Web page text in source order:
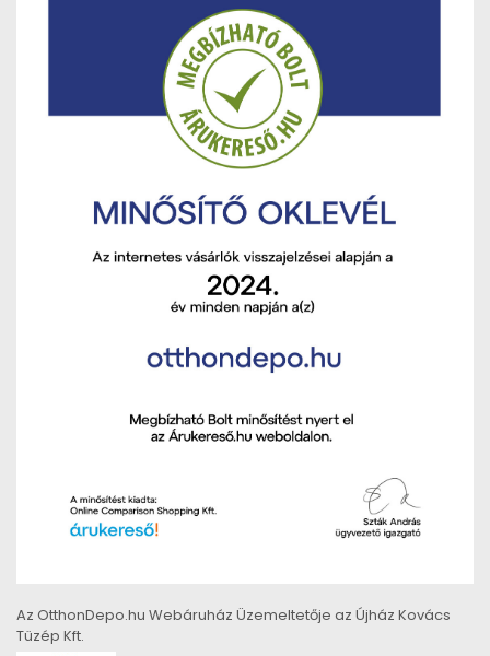
Az OtthonDepo.hu Webáruház Üzemeltetője az Újház Kovács
Tüzép Kft.